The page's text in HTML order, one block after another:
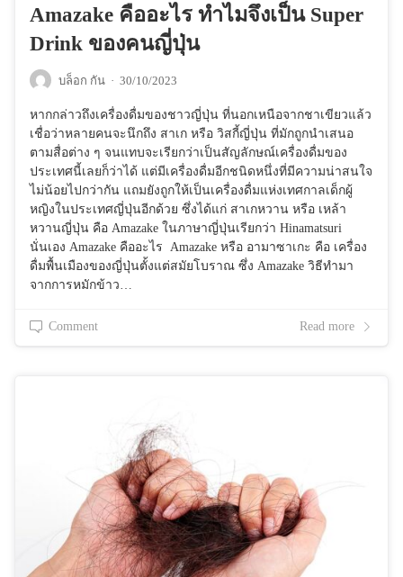
Amazake คืออะไร ทำไมจึงเป็น Super
Drink ของคนญี่ปุ่น
บล็อก กัน · 30/10/2023
หากกล่าวถึงเครื่องดื่มของชาวญี่ปุ่น ที่นอกเหนือจากชาเขียวแล้ว
เชื่อว่าหลายคนจะนึกถึง สาเก หรือ วิสกี้ญี่ปุ่น ที่มักถูกนำเสนอ
ตามสื่อต่าง ๆ จนแทบจะเรียกว่าเป็นสัญลักษณ์เครื่องดื่มของ
ประเทศนี้เลยก็ว่าได้ แต่มีเครื่องดื่มอีกชนิดหนึ่งที่มีความน่าสนใจ
ไม่น้อยไปกว่ากัน แถมยังถูกให้เป็นเครื่องดื่มแห่งเทศกาลเด็กผู้
หญิงในประเทศญี่ปุ่นอีกด้วย ซึ่งได้แก่ สาเกหวาน หรือ เหล้า
หวานญี่ปุ่น คือ Amazake ในภาษาญี่ปุ่นเรียกว่า Hinamatsuri
นั่นเอง Amazake คืออะไร Amazake หรือ อามาซาเกะ คือ เครื่อง
ดื่มพื้นเมืองของญี่ปุ่นตั้งแต่สมัยโบราณ ซึ่ง Amazake วิธีทำมา
จากการหมักข้าว…
Comment Read more